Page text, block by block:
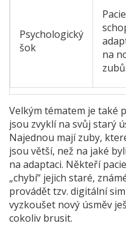
Psychologický
šok
na
zubů.
Velkým tématem je také
jsou zvyklí na svůj starý
Najednou mají zuby,
jsou větší, než na jaké
na adaptaci. Někteří
„chybí“ jejich staré,
provádět tzv. digitální
vyzkoušet nový úsměv
cokoliv brusit.